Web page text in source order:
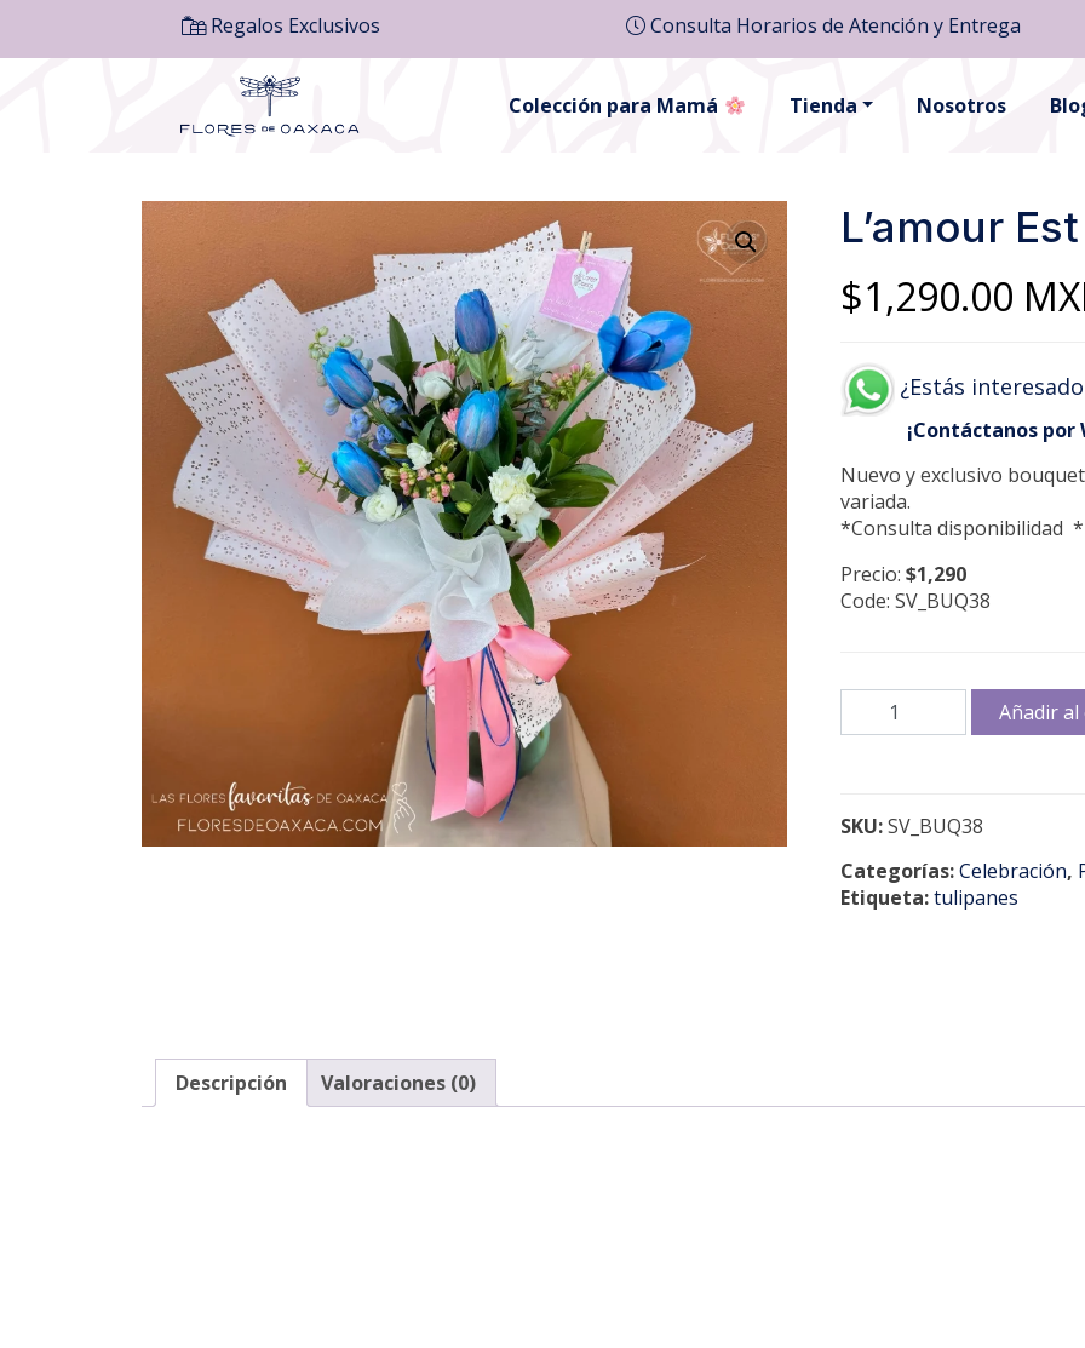
Regalos Exclusivos Consulta Horarios de Atención y Entrega
Colección para Mamá Tienda Nosotros
L’amour
$1,290.00
¿Estás
¡Contáctanos por
Nuevo y exclusivo
variada.
*Consulta disponibilidad
Precio:$1,290
Code: SV_BUQ38
L'amour
Est
Añadir
SKU:SV_BUQ38
Categorías:Celebración,
Etiqueta:tulipanes
Descripción Valoraciones (0)